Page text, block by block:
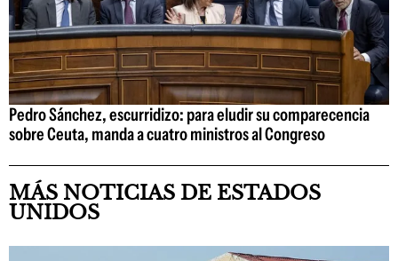
Pedro Sánchez, escurridizo: para eludir su comparecencia
sobre Ceuta, manda a cuatro ministros al Congreso
MÁS NOTICIAS DE ESTADOS
UNIDOS